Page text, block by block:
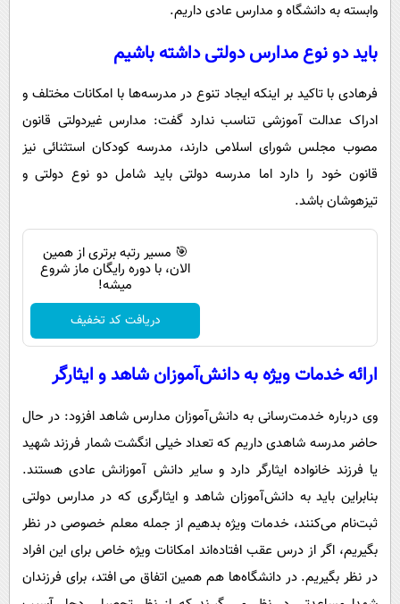
وابسته به دانشگاه و مدارس عادی داریم.
باید دو نوع مدارس دولتی داشته باشیم
فرهادی با تاکید بر اینکه ایجاد تنوع در مدرسه‌ها با امکانات مختلف و
ادراک عدالت آموزشی تناسب ندارد گفت: مدارس غیردولتی قانون
مصوب مجلس شورای اسلامی دارند، مدرسه کودکان استثنائی نیز
قانون خود را دارد اما مدرسه دولتی باید شامل دو نوع دولتی و
تیزهوشان باشد.
🎯 مسیر رتبه برتری از همین
الان، با دوره رایگان ماز شروع
میشه!
دریافت کد تخفیف
ارائه خدمات ویژه به دانش‌آموزان شاهد و ایثارگر
وی درباره خدمت‌رسانی به دانش‌آموزان مدارس شاهد افزود: در حال
حاضر مدرسه شاهدی داریم که تعداد خیلی انگشت شمار فرزند شهید
یا فرزند خانواده ایثارگر دارد و سایر دانش آموزانش عادی هستند.
بنابراین باید به دانش‌آموزان شاهد و ایثارگری که در مدارس دولتی
ثبت‌نام می‌کنند، خدمات ویژه بدهیم از جمله معلم خصوصی در نظر
بگیریم، اگر از درس عقب افتاده‌اند امکانات ویژه خاص برای این افراد
در نظر بگیریم. در دانشگاه‌ها هم همین اتفاق می افتد، برای فرزندان